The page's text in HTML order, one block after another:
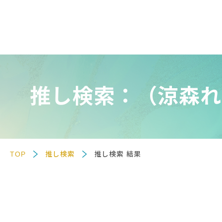
推し検索：（涼森
TOP 推し検索 推し検索 結果